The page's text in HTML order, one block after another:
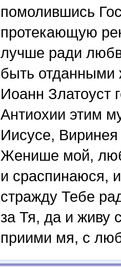
помолившись
протекающую
лучше ради
быть отданными
Иоанн Златоуст
Антиохии этим
Иисусе, Виринея
Женише мой,
и сраспинаюся,
стражду Тебе
за Тя, да и живу
приими мя, с